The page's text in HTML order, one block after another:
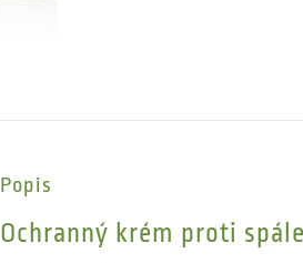
Popis
Ochranný krém proti